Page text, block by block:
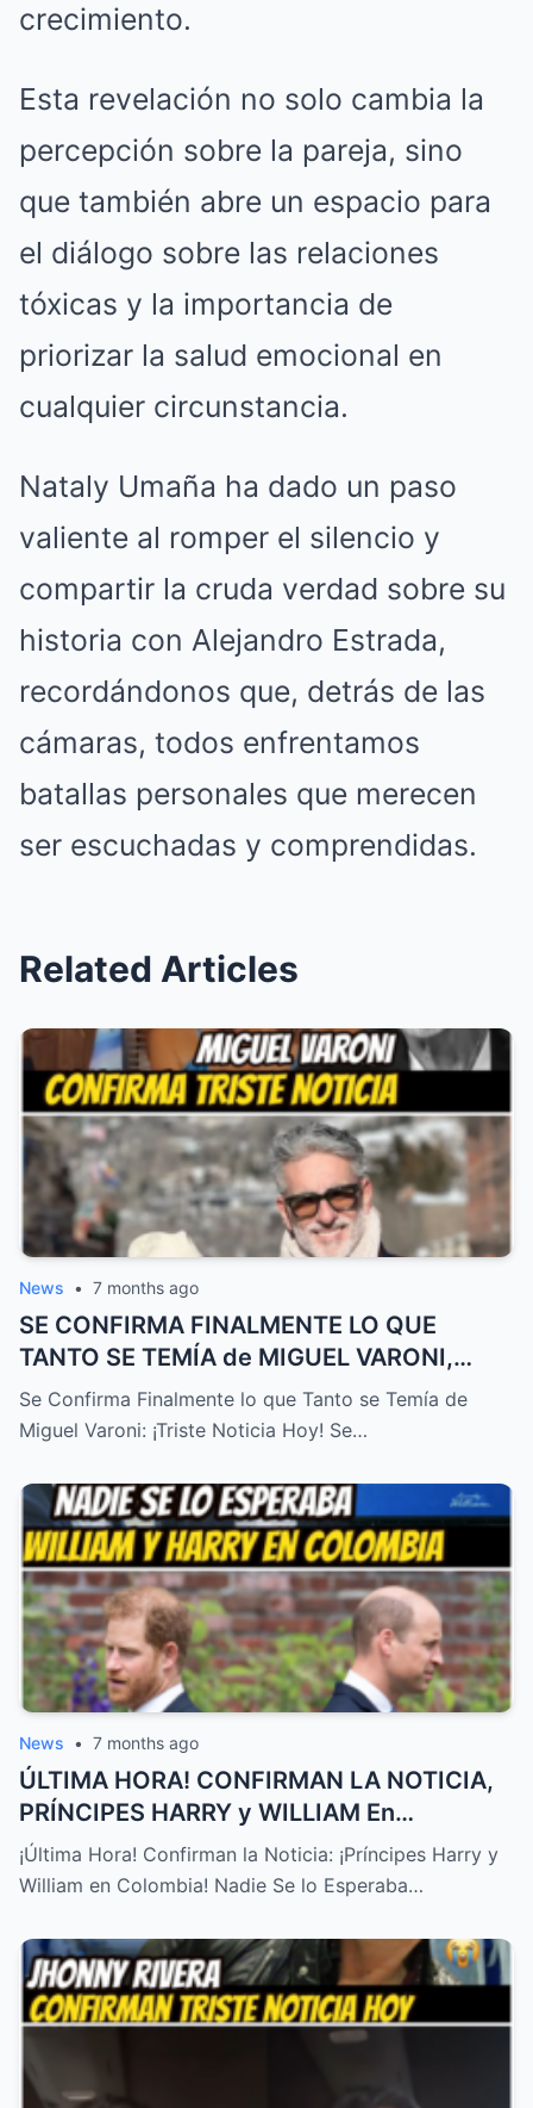
crecimiento.
Esta revelación no solo cambia la
percepción sobre la pareja, sino
que también abre un espacio para
el diálogo sobre las relaciones
tóxicas y la importancia de
priorizar la salud emocional en
cualquier circunstancia.
Nataly Umaña ha dado un paso
valiente al romper el silencio y
compartir la cruda verdad sobre su
historia con Alejandro Estrada,
recordándonos que, detrás de las
cámaras, todos enfrentamos
batallas personales que merecen
ser escuchadas y comprendidas.
Related Articles
News • 7 months ago
SE CONFIRMA FINALMENTE LO QUE
TANTO SE TEMÍA de MIGUEL VARONI,
TRISTE NOTICIA HOY! – HTT
Se Confirma Finalmente lo que Tanto se Temía de
Miguel Varoni: ¡Triste Noticia Hoy! Se…
News • 7 months ago
ÚLTIMA HORA! CONFIRMAN LA NOTICIA,
PRÍNCIPES HARRY y WILLIAM En
COLOMBIA! NADIE SE LO ESPERABA – HTT
¡Última Hora! Confirman la Noticia: ¡Príncipes Harry y
William en Colombia! Nadie Se lo Esperaba…